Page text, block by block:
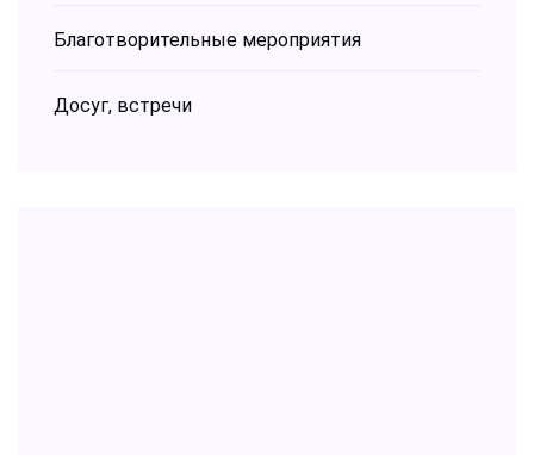
Благотворительные мероприятия
Досуг, встречи